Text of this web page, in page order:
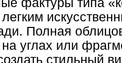
Полная
углах или
стильный